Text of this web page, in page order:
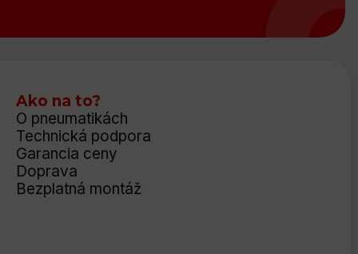
Ako na to?
O pneumatikách
Technická podpora
Garancia ceny
Doprava
Bezplatná montáž